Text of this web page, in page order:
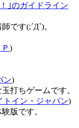
｣のガイドライン
です(;´Д`)。
)
ン)
打ちゲームです。
トイン・ジャパン)
版です。